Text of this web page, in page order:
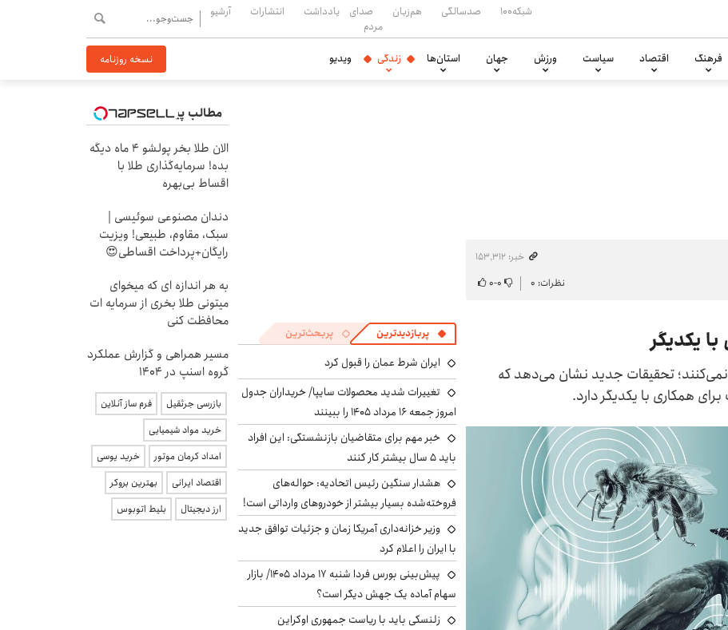
شبکه۱۰۰ صدسالگی هم‌زبان
صدای
مردم
یادداشت انتشارات آرشیو
فرهنگ اقتصاد سیاست ورزش جهان استان‌ها زندگی ویدیو نسخه روزنامه
خبر: ۱۵۳٬۳۱۲
نظرات: ۰ ۰-۰
یکدیگر
نمی‌کنند؛ تحقیقات جدید نشان می‌دهد که
همکاری با یکدیگر دارد.
پربازدیدترین پربحث‌ترین
ایران شرط عمان را قبول کرد
تغییرات شدید محصولات سایپا/ خریداران جدول
امروز جمعه ۱۶ مرداد ۱۴۰۵ را ببینند
خبر مهم برای متقاضیان بازنشستگی: این افراد
باید ۵ سال بیشتر کار کنند
هشدار سنگین رئیس اتحادیه: حواله‌های
فروخته‌شده بسیار بیشتر از خودروهای وارداتی است!
وزیر خزانه‌داری آمریکا زمان و جزئیات توافق جدید
با ایران را اعلام کرد
پیش‌بینی بورس فردا شنبه ۱۷ مرداد ۱۴۰۵/ بازار
سهام آماده یک جهش دیگر است؟
زلنسکی باید با ریاست جمهوری اوکراین
مطالب پیشنهادی
الان طلا بخر پولشو 4 ماه دیگه
بده! سرمایه‌گذاری طلا با
اقساط بی‌بهره
دندان مصنوعی سوئیسی |
سبک، مقاوم، طبیعی! ویزیت
رایگان+پرداخت اقساطی😍
به هر اندازه ای که میخوای
میتونی طلا بخری از سرمایه ات
محافظت کنی
مسیر همراهی و گزارش عملکرد
گروه اسنپ در ۱۴۰۴
بازرسی جرثقیل
فرم ساز آنلاین
خرید مواد شیمیایی
امداد کرمان موتور
خرید یوسی
اقتصاد ایرانی
بهترین بروکر
ارز دیجیتال
بلیط اتوبوس